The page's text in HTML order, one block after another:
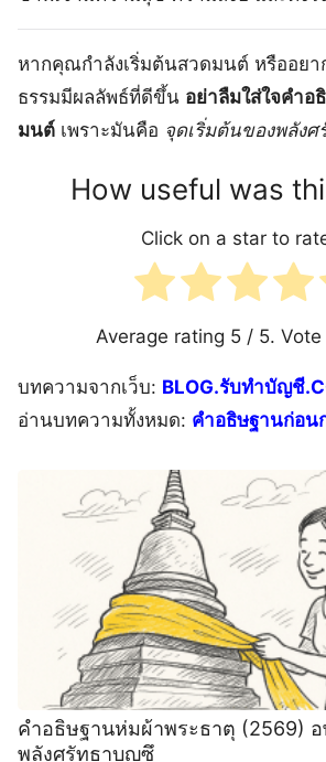
หากคุณกำลังเริ่มต้นสวดมนต์ หรืออยา
ธรรมมีผลลัพธ์ที่ดีขึ้น อย่าลืมใส่ใจคำอ
มนต์ เพราะมันคือ จุดเริ่มต้นของพลังศ
How useful was
Click on a star to
Average rating 5/ 5. Vote
บทความจากเว็บ: BLOG.รับทำบัญชี
อ่านบทความทั้งหมด: คำอธิษฐานก่อน
คำอธิษฐานห่มผ้าพระธาตุ (2569)
พลังศรัทธาบุญซึ